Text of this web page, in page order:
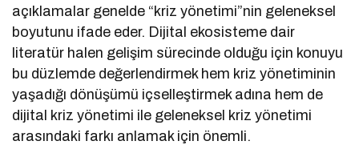
açıklamalar genelde “kriz yönetimi”nin geleneksel
boyutunu ifade eder. Dijital ekosisteme dair
literatür halen gelişim sürecinde olduğu için konuyu
bu düzlemde değerlendirmek hem kriz yönetiminin
yaşadığı dönüşümü içselleştirmek adına hem de
dijital kriz yönetimi ile geleneksel kriz yönetimi
arasındaki farkı anlamak için önemli.